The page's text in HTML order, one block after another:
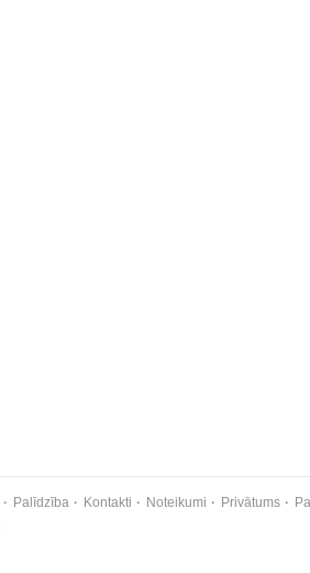
Palīdzība Kontakti Noteikumi Privātums